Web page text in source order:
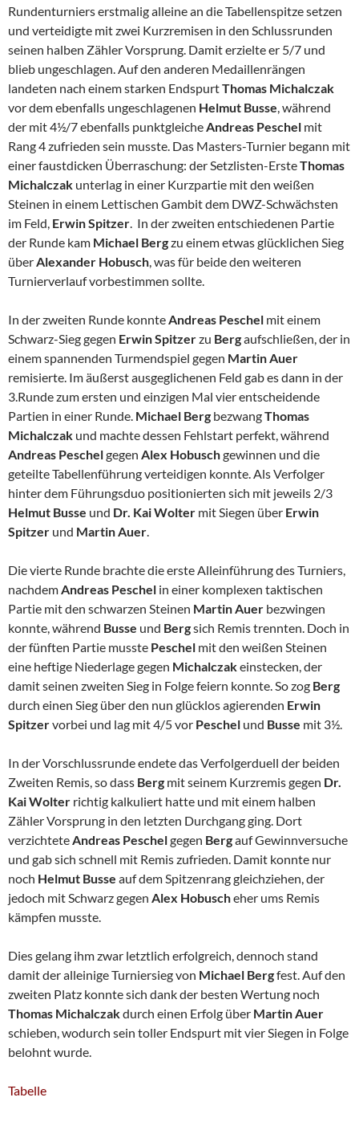
Rundenturniers erstmalig alleine an die Tabellenspitze setzen
und verteidigte mit zwei Kurzremisen in den Schlussrunden
seinen halben Zähler Vorsprung. Damit erzielte er 5/7 und
blieb ungeschlagen. Auf den anderen Medaillenrängen
landeten nach einem starken EndspurtThomas Michalczak
vor dem ebenfalls ungeschlagenen Helmut Busse , während
der mit 4½/7 ebenfalls punktgleiche Andreas Peschel mit
Rang 4 zufrieden sein musste. Das Masters-Turnier begann mit
einer faustdicken Überraschung: der Setzlisten-ErsteThomas
Michalczak unterlag in einer Kurzpartie mit den weißen
Steinen in einem Lettischen Gambit dem DWZ-Schwächsten
im Feld, Erwin Spitzer . In der zweiten entschiedenen Partie
der Runde kam Michael Bergzu einem etwas glücklichen Sieg
über Alexander Hobusch , was für beide den weiteren
Turnierverlauf vorbestimmen sollte.
In der zweiten Runde konnte Andreas Peschel mit einem
Schwarz-Sieg gegen Erwin Spitzerzu Bergaufschließen, der in
einem spannenden Turmendspiel gegen Martin Auer
remisierte. Im äußerst ausgeglichenen Feld gab es dann in der
3.Runde zum ersten und einzigen Mal vier entscheidende
Partien in einer Runde. Michael Berg bezwangThomas
Michalczak und machte dessen Fehlstart perfekt, während
Andreas Peschelgegen Alex Hobuschgewinnen und die
geteilte Tabellenführung verteidigen konnte. Als Verfolger
hinter dem Führungsduo positionierten sich mit jeweils 2/3
Helmut Busse und Dr. Kai Wolter mit Siegen über Erwin
Spitzer und Martin Auer
Die vierte Runde brachte die erste Alleinführung des Turniers,
nachdem Andreas Peschel in einer komplexen taktischen
Partie mit den schwarzen Steinen Martin Auer bezwingen
konnte, während Busse und Bergsich Remis trennten. Doch in
der fünften Partie musste Peschel mit den weißen Steinen
eine heftige Niederlage gegen Michalczakeinstecken, der
damit seinen zweiten Sieg in Folge feiern konnte. So zog Berg
durch einen Sieg über den nun glücklos agierenden Erwin
Spitzervorbei und lag mit 4/5 vor Peschel und Busse mit 3½.
In der Vorschlussrunde endete das Verfolgerduell der beiden
Zweiten Remis, so dass Berg mit seinem Kurzremis gegen Dr.
Kai Wolter richtig kalkuliert hatte und mit einem halben
Zähler Vorsprung in den letzten Durchgang ging. Dort
verzichtete Andreas Peschelgegen Bergauf Gewinnversuche
und gab sich schnell mit Remis zufrieden. Damit konnte nur
noch Helmut Busse auf dem Spitzenrang gleichziehen, der
jedoch mit Schwarz gegen Alex Hobuscheher ums Remis
kämpfen musste.
Dies gelang ihm zwar letztlich erfolgreich, dennoch stand
damit der alleinige Turniersieg von Michael Bergfest. Auf den
zweiten Platz konnte sich dank der besten Wertung noch
Thomas Michalczakdurch einen Erfolg über Martin Auer
schieben, wodurch sein toller Endspurt mit vier Siegen in Folge
belohnt wurde.
Tabelle